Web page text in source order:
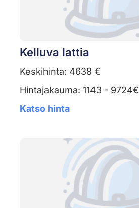
Kelluva lattia
Keskihinta: 4638 €
Hintajakauma: 1143 - 9724€
Katso hinta